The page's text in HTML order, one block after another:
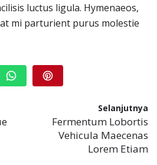
luctus ligula. Hymenaeos,
mi parturient purus molestie
Selanjutnya
Fermentum Lobortis
Vehicula Maecenas
Lorem Etiam